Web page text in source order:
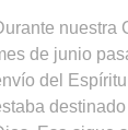
nuestra
de junio
del